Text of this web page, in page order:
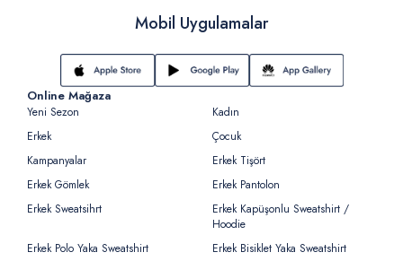
Mobil Uygulamalar
Online Mağaza
Yeni Sezon
Kadın
Erkek
Çocuk
Kampanyalar
Erkek Tişört
Erkek Gömlek
Erkek Pantolon
Erkek Sweatsihrt
Erkek Kapüşonlu Sweatshirt /
Hoodie
Erkek Polo Yaka Sweatshirt
Erkek Bisiklet Yaka Sweatshirt